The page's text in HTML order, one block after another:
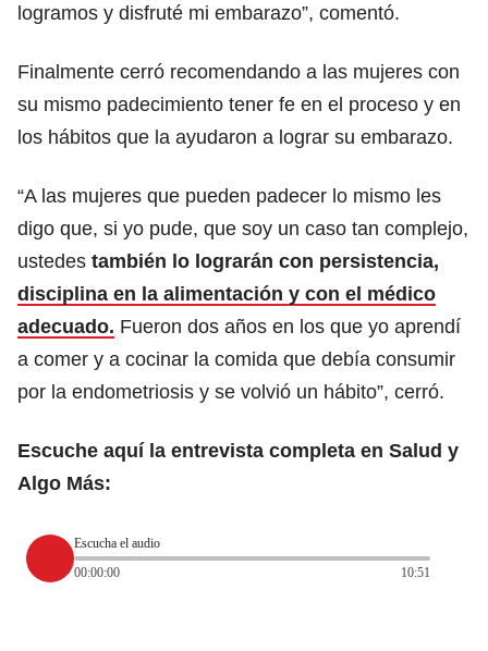
logramos y disfruté mi embarazo”, comentó.
Finalmente cerró recomendando a las mujeres con
su mismo padecimiento tener fe en el proceso y en
los hábitos que la ayudaron a lograr su embarazo.
“A las mujeres que pueden padecer lo mismo les
digo que, si yo pude, que soy un caso tan complejo,
ustedes también lo lograrán con persistencia,
disciplina en la alimentación y con el médico
adecuado. Fueron dos años en los que yo aprendí
a comer y a cocinar la comida que debía consumir
por la endometriosis y se volvió un hábito”, cerró.
Escuche aquí la entrevista completa en Salud y
Algo Más:
Escucha el audio
00:00:00
10:51